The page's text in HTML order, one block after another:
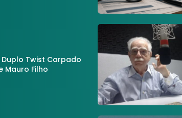
Duplo Twist Carpado
Mauro Filho